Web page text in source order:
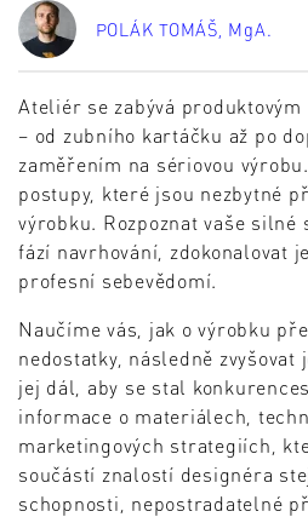
POLÁK TOMÁŠ , MgA.
Ateliér se zabývá
– od zubního kartáčku až po
zaměřením na sériovou
postupy, které jsou nezbytné
výrobku. Rozpoznat vaše
fází navrhování, zdokonalovat
profesní sebevědomí.
Naučíme vás, jak o výrobku
nedostatky, následně zvyšovat
jej dál, aby se stal
informace o materiálech,
marketingových strategiích,
součástí znalostí designéra
schopnosti, nepostradatelné